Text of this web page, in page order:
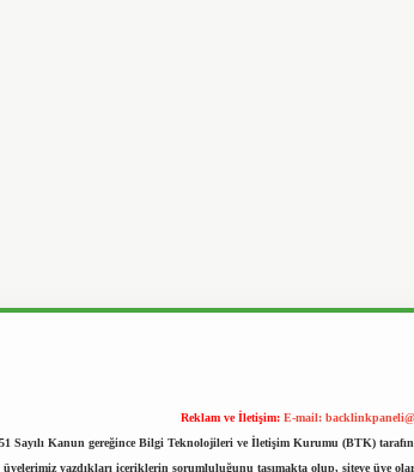
Reklam ve İletişim: E-mail:
Sayılı Kanun gereğince Bilgi Teknolojileri ve İletişim Kurumu (BTK)
yazdıkları içeriklerin sorumluluğunu taşımakta olup, siteye üye